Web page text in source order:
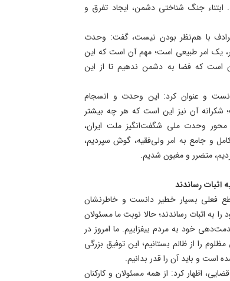
جنگ شناختی دشمن، ایجاد تفرق و
با هم‌نظر بودن نیست، گفت: وحدت
یک امر طبیعی است؛ مهم آن است که این
است که فضا به دشمن ندهیم تا از این
و عنوان کرد: این وحدت و انسجام
شکرانه آن نیز این است که هر چه بیشتر
وحدت ملی شگفت‌انگیز ملت ایران،
مقطعی که کامل و جامع به امر ولی‌فقیه، گوش سپردیم،
متضرر و مغبون شدیم.
اثبات رساندند
فعلی بسیار خطیر دانست و خاطرنشان
به اثبات رساندند؛ حالا نوبت ما مسئولان
خود به مردم بیفزاییم. ما امروز در
را از ظالم بستانیم؛ این توفیق بزرگی
است و باید آن را قدر بدانیم.
اظهار کرد: از همه مسئولان و کارکنان